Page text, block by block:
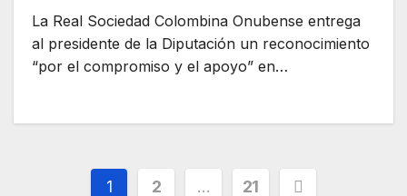
La Real Sociedad Colombina Onubense entrega
al presidente de la Diputación un reconocimiento
“por el compromiso y el apoyo” en…
Paginación
1 2 … 21